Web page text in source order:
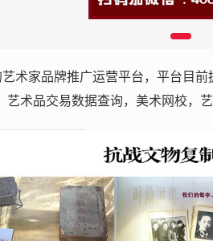
术家品牌推广运营平台，平台目
术品交易数据查询，美术网校，